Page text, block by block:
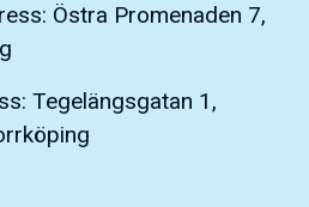
Östra Promenaden 7,
Tegelängsgatan 1,